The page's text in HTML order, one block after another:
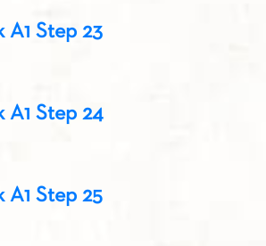
A1 Step 23
A1 Step 24
A1 Step 25